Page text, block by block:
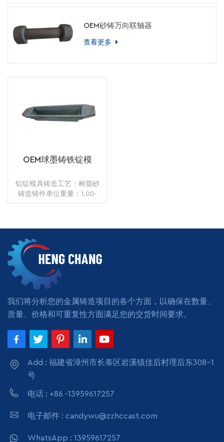
OEM砂铸万向联轴器
查看更多
OEM球墨铸铁锭模
铝锭模具铸造工艺：树脂砂
铸造铸件单位重量：1.00-
-14.00kg应用：油底壳表面
我们将分析您的金属铸造项目的各个方面，以确保在数量、
质量、价格和可重复性方面满足您的交货时间要求。
Add : 福建省漳州市长泰区岩溪镇佳后村理后东308-1
号
电话 : +86 -13959617257
电子邮件 : candywu@zzhccast.com
WhatsApp : 13959617257